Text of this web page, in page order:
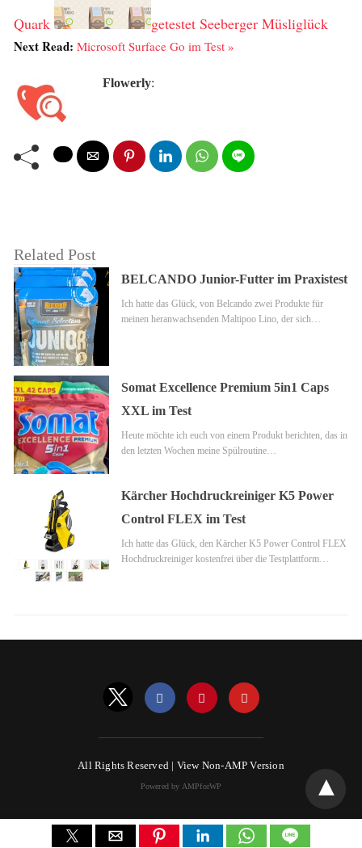
Quark getestet Seeberger Müsliglück
Next Read: Microsoft Surface Go im Test »
Flowerly:
Related Post
BELCANDO Junior-Futter im Praxistest
Ich hatte das Glück, von Belcando zwei Produkte für
meinen heranwachsenden Maltipoo Lino, der sich…
Somat Excellence Premium 5in1 Caps
XXL im Test
Heute möchte ich euch von einem Produkt berichten, das in
den letzten Wochen meine Spülroutine…
Kärcher Hochdruckreiniger K5 Power
Control FLEX im Test
Ich hatte das Glück, den Kärcher K5 Power Control FLEX
Hochdruckreiniger kostenfrei über die Testplattform…
All Rights Reserved | View Non-AMP Version
Powered by AMPforWP